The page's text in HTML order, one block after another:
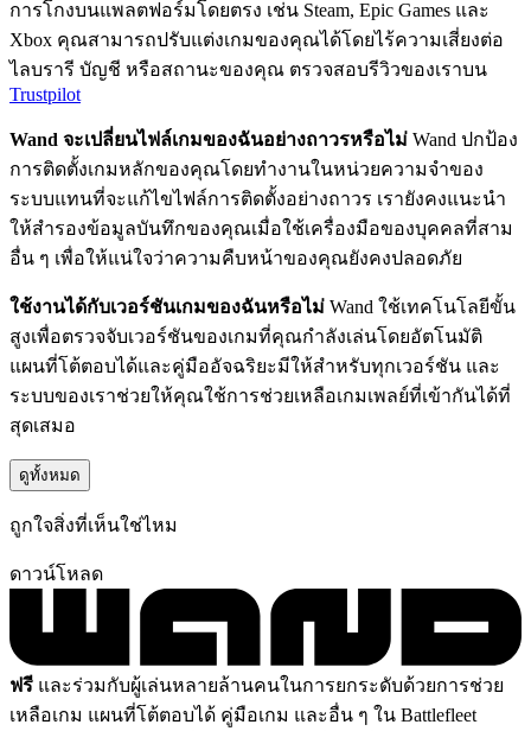
การโกงบนแพลตฟอร์มโดยตรง เช่น Steam, Epic Games และ
Xbox คุณสามารถปรับแต่งเกมของคุณได้โดยไร้ความเสี่ยงต่อ
ไลบรารี บัญชี หรือสถานะของคุณ ตรวจสอบรีวิวของเราบน
Trustpilot
Wand จะเปลี่ยนไฟล์เกมของฉันอย่างถาวรหรือไม่ Wand ปกป้อง
การติดตั้งเกมหลักของคุณโดยทำงานในหน่วยความจำของ
ระบบแทนที่จะแก้ไขไฟล์การติดตั้งอย่างถาวร เรายังคงแนะนำ
ให้สำรองข้อมูลบันทึกของคุณเมื่อใช้เครื่องมือของบุคคลที่สาม
อื่น ๆ เพื่อให้แน่ใจว่าความคืบหน้าของคุณยังคงปลอดภัย
ใช้งานได้กับเวอร์ชันเกมของฉันหรือไม่ Wand ใช้เทคโนโลยีขั้น
สูงเพื่อตรวจจับเวอร์ชันของเกมที่คุณกำลังเล่นโดยอัตโนมัติ
แผนที่โต้ตอบได้และคู่มืออัจฉริยะมีให้สำหรับทุกเวอร์ชัน และ
ระบบของเราช่วยให้คุณใช้การช่วยเหลือเกมเพลย์ที่เข้ากันได้ที่
สุดเสมอ
ดูทั้งหมด
ถูกใจสิ่งที่เห็นใช่ไหม
ดาวน์โหลด
ฟรี และร่วมกับผู้เล่นหลายล้านคนในการยกระดับด้วยการช่วย
เหลือเกม แผนที่โต้ตอบได้ คู่มือเกม และอื่น ๆ ใน Battlefleet